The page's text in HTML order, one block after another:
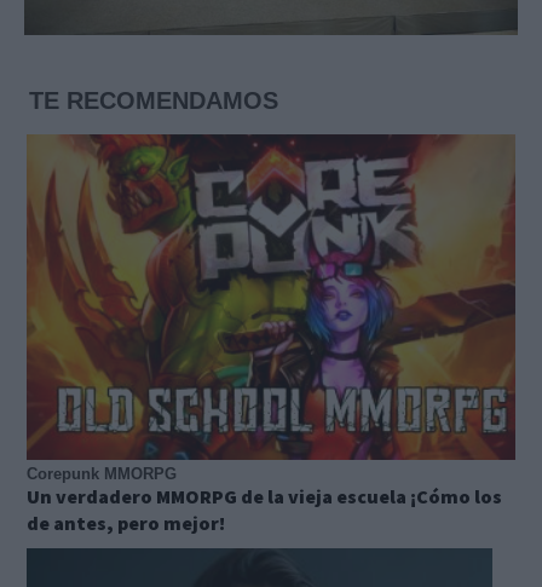
TE RECOMENDAMOS
Corepunk MMORPG
Un verdadero MMORPG de la vieja escuela ¡Cómo los
de antes, pero mejor!